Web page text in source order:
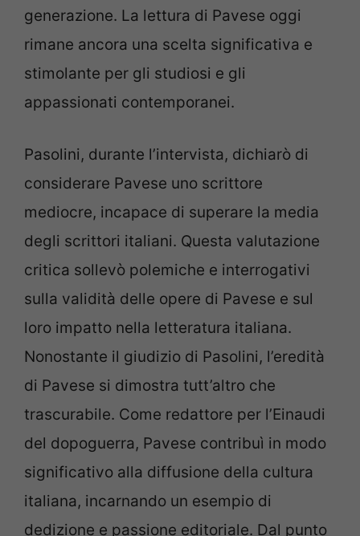
generazione. La lettura di Pavese oggi
rimane ancora una scelta significativa e
stimolante per gli studiosi e gli
appassionati contemporanei.
Pasolini, durante l’intervista, dichiarò di
considerare Pavese uno scrittore
mediocre, incapace di superare la media
degli scrittori italiani. Questa valutazione
critica sollevò polemiche e interrogativi
sulla validità delle opere di Pavese e sul
loro impatto nella letteratura italiana.
Nonostante il giudizio di Pasolini, l’eredità
di Pavese si dimostra tutt’altro che
trascurabile. Come redattore per l’Einaudi
del dopoguerra, Pavese contribuì in modo
significativo alla diffusione della cultura
italiana, incarnando un esempio di
dedizione e passione editoriale. Dal punto